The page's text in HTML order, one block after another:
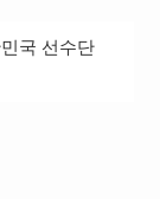
국 선수단